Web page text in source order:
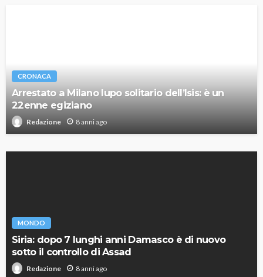
CRONACA
Arrestato a Milano lupo solitario dell’Isis: è un
22enne egiziano
Redazione 8 anni ago
MONDO
Siria: dopo 7 lunghi anni Damasco è di nuovo
sotto il controllo di Assad
Redazione 8 anni ago